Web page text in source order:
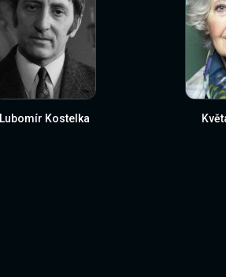
Lubomír Kostelka